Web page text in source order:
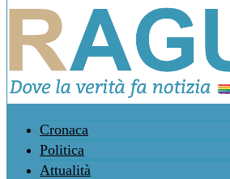
Cronaca
Politica
Attualità